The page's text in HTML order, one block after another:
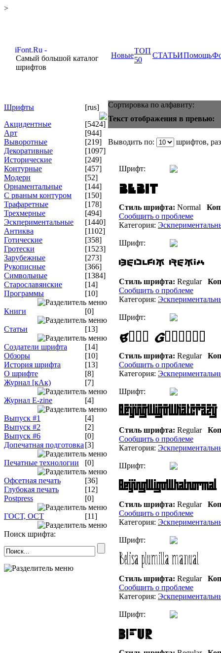
>
Самый большой каталог
шрифтов
Новые
ТОП
50
СТАТЬИПомощь
Шрифты
[rus]
Акцидентные
[5424]
Арт
[944]
Выворотные
[219]
Декоративные
[1097]
Исторические
[249]
Контурные
[457]
Модерн
[52]
Орнаментальные
[144]
С рваным контуром
[150]
Трафаретные
[178]
Трехмерные
[494]
Эскпериментальные
[1440]
Антиква
[1102]
Готические
[358]
Гротески
[1523]
Зарубежные
[273]
Рукописные
[366]
Символьные
[1384]
Старославянские
[14]
Программы
[10]
Книги [0]
Статьи [13]
Создатели шрифта
[14]
Обзоры
[10]
История шрифта
[13]
О шрифте
[8]
Журнал [кАк)
[7]
Журнал E-zine [4]
Выпуск #1
[4]
Выпуск #2
[2]
Выпуск #6
[0]
Допечатная подготовка [3]
Печатные технологии [0]
Офсетная печать
[36]
Глубокая печать
[12]
Postpress
[0]
ГОСТ, ОСТ [11]
Поиск шрифта:
Сортировка по алфавиту:
Текст отображения в превью:
Выводить по: шрифтов,
Шрифт:
Стиль шрифта: Normal
Сообщить о проблеме
Категория:
Шрифт:
Стиль шрифта: Regular
Сообщить о проблеме
Категория:
Шрифт:
Стиль шрифта: Regular
Сообщить о проблеме
Категория:
Шрифт:
Стиль шрифта: Regular
Сообщить о проблеме
Категория:
Шрифт:
Стиль шрифта: Regular
Сообщить о проблеме
Категория:
Шрифт:
Стиль шрифта: Regular
Сообщить о проблеме
Категория:
Шрифт: